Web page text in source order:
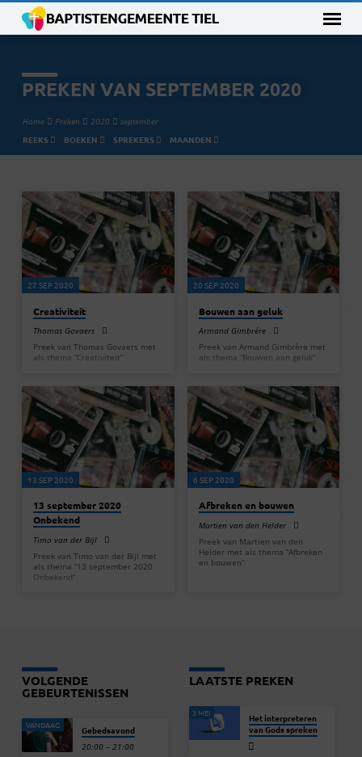
PREKEN VAN SEPTEMBER 2020
Home Preken 2020 september
REEKS BOEKEN SPREKERS MAANDEN
PREKEN
VAN
SEPTEMBER
2020
27 SEP 2020
Creativiteit
Thomas Govaers
Preek van Thomas Govaers met
als thema “Creativiteit”
20 SEP 2020
Bouwen aan geluk
Armand Gimbrére
Preek van Armand Gimbrère met
als thema “Bouwen aan geluk”
13 SEP 2020
13 september 2020
Onbekend
Timo van der Bijl
Preek van Timo van der Bijl met
als thema “13 september 2020
Onbekend”
6 SEP 2020
Afbreken en bouwen
Martien van den Helder
Preek van Martien van den
Helder met als thema “Afbreken
en bouwen”
VOLGENDE
GEBEURTENISSEN
VANDAAG Gebedsavond
20:00 – 21:00
LAATSTE PREKEN
3 MEI
Het interpreteren
van Gods spreken